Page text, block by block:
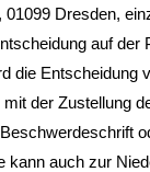
Dresden,
auf der
die Entscheidung
der Zustellung
kann auch zur